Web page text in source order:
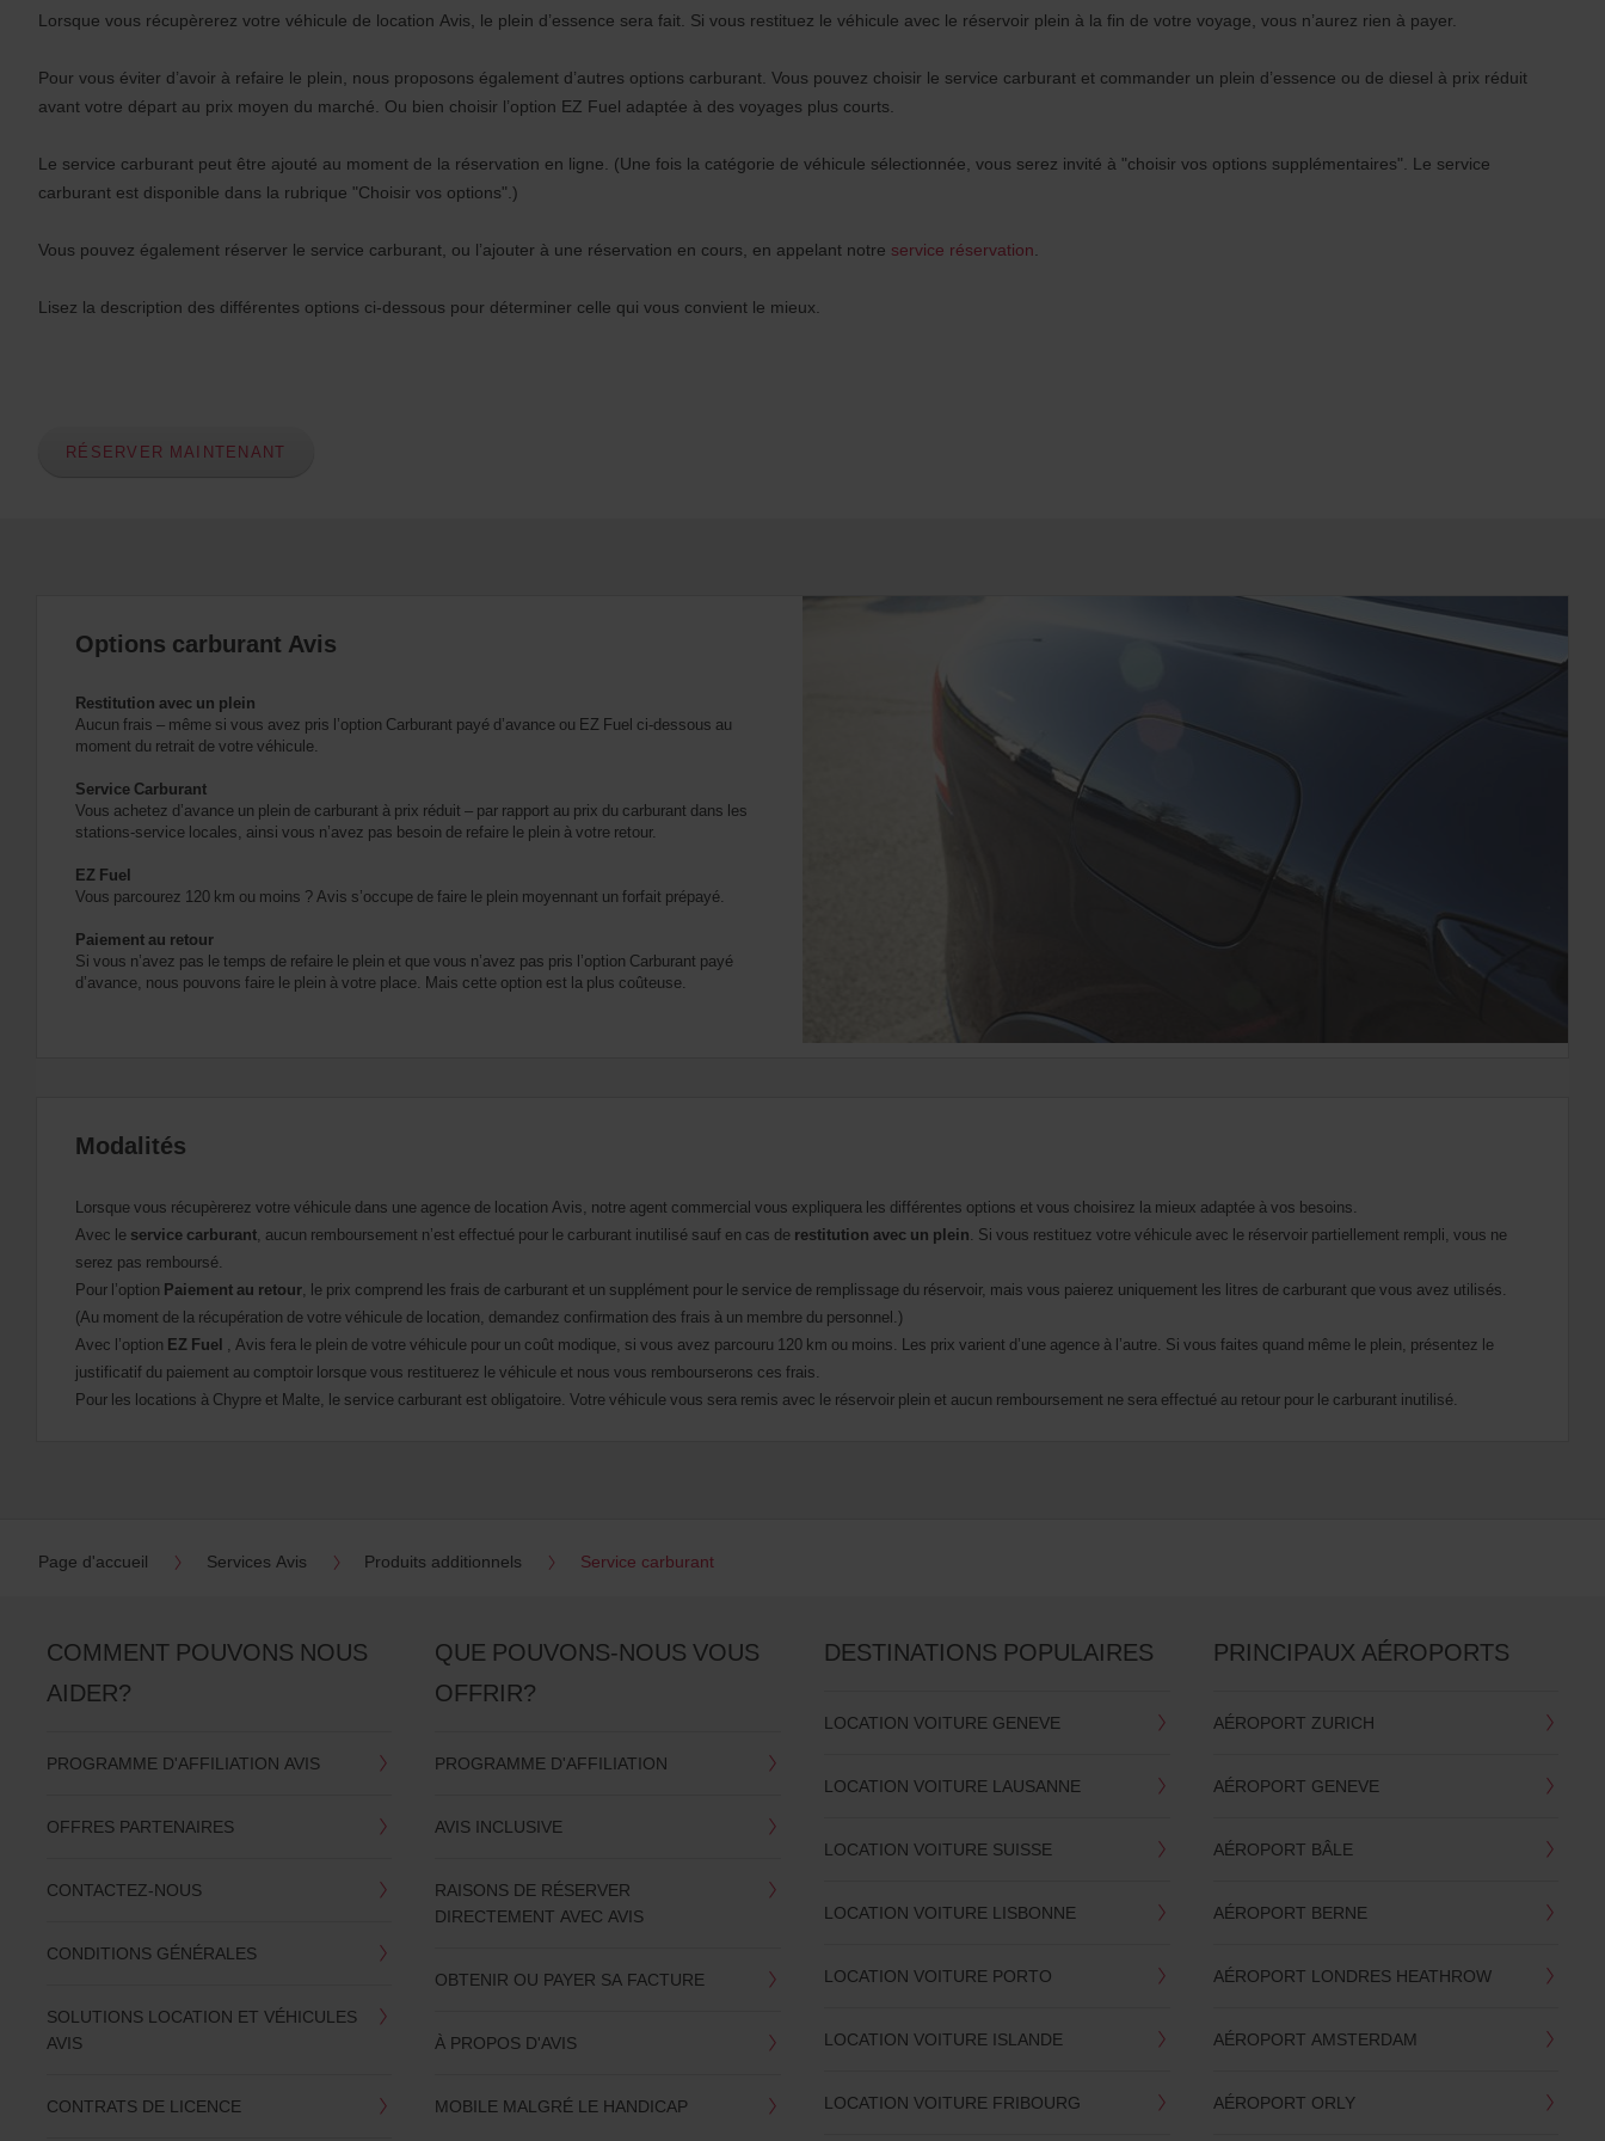
Lorsque vous récupèrerez votre véhicule de location Avis, le plein d’essence sera fait. Si vous restituez le véhicule avec le réservoir plein à la fin de votre voyage, vous n’aurez rien à payer.
Pour vous éviter d’avoir à refaire le plein, nous proposons également d’autres options carburant. Vous pouvez choisir le service carburant et commander un plein d’essence ou de diesel à prix réduit
avant votre départ au prix moyen du marché. Ou bien choisir l’option EZ Fuel adaptée à des voyages plus courts.
Le service carburant peut être ajouté au moment de la réservation en ligne. (Une fois la catégorie de véhicule sélectionnée, vous serez invité à "choisir vos options supplémentaires". Le service
carburant est disponible dans la rubrique "Choisir vos options".)
Vous pouvez également réserver le service carburant, ou l’ajouter à une réservation en cours, en appelant notre service réservation.
Lisez la description des différentes options ci-dessous pour déterminer celle qui vous convient le mieux.
RÉSERVER MAINTENANT
Options carburant Avis
Restitution avec un plein
Aucun frais – même si vous avez pris l’option Carburant payé d’avance ou EZ Fuel ci-dessous au
moment du retrait de votre véhicule.
Service Carburant
Vous achetez d’avance un plein de carburant à prix réduit – par rapport au prix du carburant dans les
stations-service locales, ainsi vous n’avez pas besoin de refaire le plein à votre retour.
EZ Fuel
Vous parcourez 120 km ou moins ? Avis s’occupe de faire le plein moyennant un forfait prépayé.
Paiement au retour
Si vous n’avez pas le temps de refaire le plein et que vous n’avez pas pris l’option Carburant payé
d’avance, nous pouvons faire le plein à votre place. Mais cette option est la plus coûteuse.
Modalités
Lorsque vous récupèrerez votre véhicule dans une agence de location Avis, notre agent commercial vous expliquera les différentes options et vous choisirez la mieux adaptée à vos besoins.
Avec le service carburant, aucun remboursement n’est effectué pour le carburant inutilisé sauf en cas de restitution avec un plein. Si vous restituez votre véhicule avec le réservoir partiellement rempli, vous ne
serez pas remboursé.
Pour l’option Paiement au retour, le prix comprend les frais de carburant et un supplément pour le service de remplissage du réservoir, mais vous paierez uniquement les litres de carburant que vous avez utilisés.
(Au moment de la récupération de votre véhicule de location, demandez confirmation des frais à un membre du personnel.)
Avec l’option EZ Fuel , Avis fera le plein de votre véhicule pour un coût modique, si vous avez parcouru 120 km ou moins. Les prix varient d’une agence à l’autre. Si vous faites quand même le plein, présentez le
justificatif du paiement au comptoir lorsque vous restituerez le véhicule et nous vous rembourserons ces frais.
Pour les locations à Chypre et Malte, le service carburant est obligatoire. Votre véhicule vous sera remis avec le réservoir plein et aucun remboursement ne sera effectué au retour pour le carburant inutilisé.
Page d'accueil Services Avis Produits additionnels Service carburant
COMMENT POUVONS NOUS
AIDER?
PROGRAMME D'AFFILIATION AVIS
OFFRES PARTENAIRES
CONTACTEZ-NOUS
CONDITIONS GÉNÉRALES
SOLUTIONS LOCATION ET VÉHICULES
AVIS
CONTRATS DE LICENCE
QUE POUVONS-NOUS VOUS
OFFRIR?
PROGRAMME D'AFFILIATION
AVIS INCLUSIVE
RAISONS DE RÉSERVER
DIRECTEMENT AVEC AVIS
OBTENIR OU PAYER SA FACTURE
À PROPOS D'AVIS
MOBILE MALGRÉ LE HANDICAP
DESTINATIONS POPULAIRES
LOCATION VOITURE GENEVE
LOCATION VOITURE LAUSANNE
LOCATION VOITURE SUISSE
LOCATION VOITURE LISBONNE
LOCATION VOITURE PORTO
LOCATION VOITURE ISLANDE
LOCATION VOITURE FRIBOURG
PRINCIPAUX AÉROPORTS
AÉROPORT ZURICH
AÉROPORT GENEVE
AÉROPORT BÂLE
AÉROPORT BERNE
AÉROPORT LONDRES HEATHROW
AÉROPORT AMSTERDAM
AÉROPORT ORLY